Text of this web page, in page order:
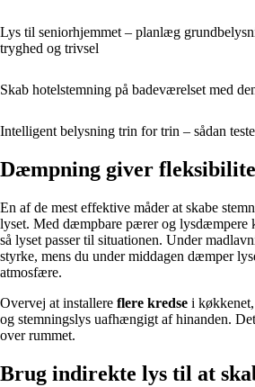
Lys til seniorhjemmet – planlæg
tryghed og trivsel
Skab hotelstemning på badeværelset med
Intelligent belysning trin for trin – sådan
Dæmpning giver
En af de mest effektive måder at skabe
lyset. Med dæmpbare pærer og lysdæmpere
så lyset passer til situationen. Under
styrke, mens du under middagen dæmper
atmosfære.
Overvej at installere flere kredse i
og stemningslys uafhængigt af hinanden.
over rummet.
Brug indirekte lys til at